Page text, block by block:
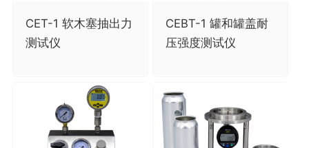
CET-1 软木塞抽出力
测试仪
CEBT-1 罐和罐盖耐
压强度测试仪